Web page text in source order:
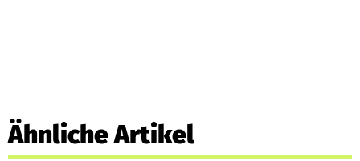
Ähnliche Artikel